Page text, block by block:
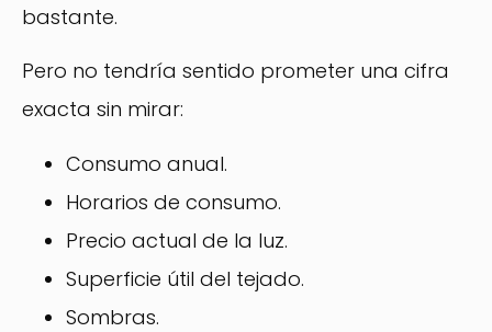
bastante.
Pero no tendría sentido prometer una cifra
exacta sin mirar:
Consumo anual.
Horarios de consumo.
Precio actual de la luz.
Superficie útil del tejado.
Sombras.